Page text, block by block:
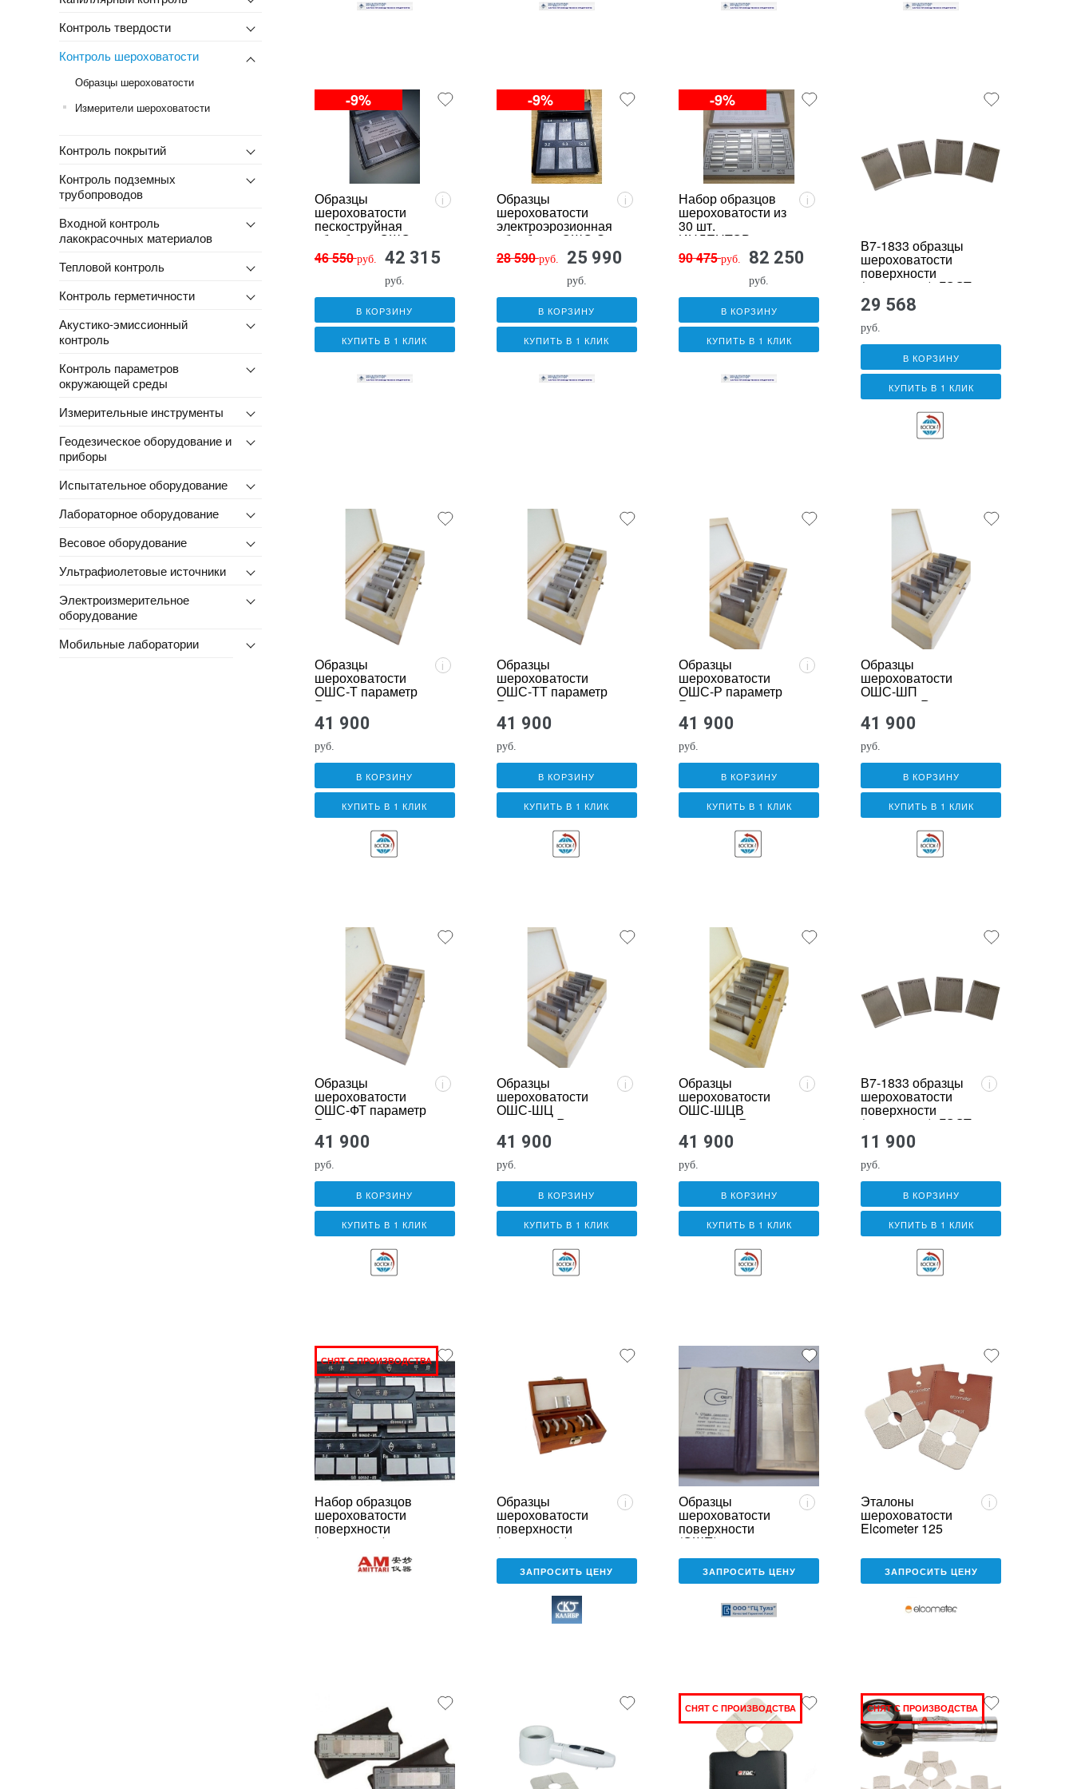
Контроль твердости
Контроль шероховатости
Образцы шероховатости
Измерители шероховатости
Контроль покрытий
Контроль подземных
трубопроводов
Входной контроль
лакокрасочных материалов
Тепловой контроль
Контроль герметичности
Акустико-эмиссионный
контроль
Контроль параметров
окружающей среды
Измерительные инструменты
Геодезическое оборудование и
приборы
Испытательное оборудование
Лабораторное оборудование
Весовое оборудование
Ультрафиолетовые источники
Электроизмерительное
оборудование
Мобильные лаборатории
-9%
Образцы
шероховатости
пескоструйная
обработка ОШС-
ПС (медь)
i
46 550руб. 42 315
руб.
В КОРЗИНУ
КУПИТЬ В 1 КЛИК
-9%
Образцы
шероховатости
электроэрозионная
обработка ОШС-Э
(сталь)
i
28 590руб. 25 990
руб.
В КОРЗИНУ
КУПИТЬ В 1 КЛИК
-9%
Набор образцов
шероховатости из
30 шт.
ИНДЕНТОР-
ОШС-30
i
90 475руб. 82 250
руб.
В КОРЗИНУ
КУПИТЬ В 1 КЛИК
В7-1833 образцы
шероховатости
поверхности
(сравнения); ГОСТ
9378-93; параметр
Rz номиналы:
29 568
руб.
В КОРЗИНУ
КУПИТЬ В 1 КЛИК
Образцы
шероховатости
ОШС-Т параметр
Ra
i
41 900
руб.
В КОРЗИНУ
КУПИТЬ В 1 КЛИК
Образцы
шероховатости
ОШС-ТТ параметр
Ra
41 900
руб.
В КОРЗИНУ
КУПИТЬ В 1 КЛИК
Образцы
шероховатости
ОШС-Р параметр
Ra
i
41 900
руб.
В КОРЗИНУ
КУПИТЬ В 1 КЛИК
Образцы
шероховатости
ОШС-ШП
параметр Ra
41 900
руб.
В КОРЗИНУ
КУПИТЬ В 1 КЛИК
Образцы
шероховатости
ОШС-ФТ параметр
Ra
i
41 900
руб.
В КОРЗИНУ
КУПИТЬ В 1 КЛИК
Образцы
шероховатости
ОШС-ШЦ
параметр Ra
i
41 900
руб.
В КОРЗИНУ
КУПИТЬ В 1 КЛИК
Образцы
шероховатости
ОШС-ШЦВ
параметр Ra
i
41 900
руб.
В КОРЗИНУ
КУПИТЬ В 1 КЛИК
В7-1833 образцы
шероховатости
поверхности
(сравнения); ГОСТ
9378-93; параметр
Rz
i
11 900
руб.
В КОРЗИНУ
КУПИТЬ В 1 КЛИК
СНЯТ С ПРОИЗВОДСТВА
Набор образцов
шероховатости
поверхности
(сравнения)
Образцы
шероховатости
поверхности
(сравнения)
модель 1833
i
ЗАПРОСИТЬ ЦЕНУ
Образцы
шероховатости
поверхности
(ОШП)
i
ЗАПРОСИТЬ ЦЕНУ
Эталоны
шероховатости
Elcometer 125
i
ЗАПРОСИТЬ ЦЕНУ
СНЯТ С ПРОИЗВОДСТВА СНЯТ С ПРОИЗВОДСТВА